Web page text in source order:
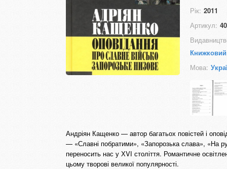
Рік: 2011
Артикул:
Мова:
Андріян Кащенко — автор багатьох повістей і
— «Славні побратими», «Запорозька слава», «На
переносить нас у ХVІ століття. Романтичне
цьому творові великої популярності.